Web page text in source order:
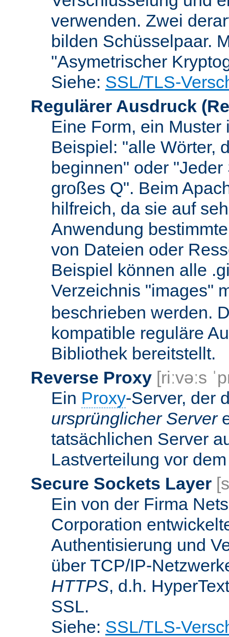
verwenden. Zwei
bilden Schüsselpaar.
"Asymetrischer
Siehe: SSL/TLS-
Regulärer Ausdruck
Eine Form, ein Muster
Beispiel: "alle Wörter,
beginnen" oder
großes Q". Beim
hilfreich, da sie auf
Anwendung
von Dateien oder
Beispiel können alle
Verzeichnis "images"
beschrieben werden.
kompatible reguläre
Bibliothek bereitstellt.
Reverse Proxy [riːvəːs
Ein Proxy-Server, der
ursprünglicher Server
tatsächlichen Server
Lastverteilung vor
Secure Sockets Layer
Ein von der Firma
Corporation
Authentisierung und
über TCP/IP-
HTTPS, d.h.
SSL.
Siehe: SSL/TLS-